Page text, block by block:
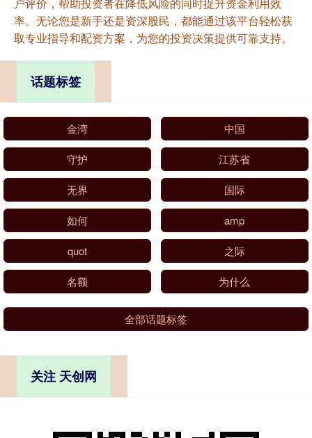
户评价，帮助投资者在降低风险的同时提升资金利用效
率。无论您是新手还是资深股民，都能通过该平台轻松获
取专业指导和配资方案，为您的投资决策提供可靠支持。
话题标签
金湾 中国
守护 江苏省
无界 国际
如何 amp
quot 之际
名额 为什么
全部话题标签
关注 天创网